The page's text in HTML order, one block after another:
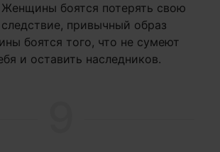
боятся потерять свою
привычный образ
боятся того, что не сумеют
и оставить наследников.